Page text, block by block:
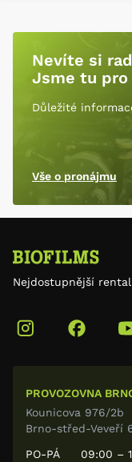
Nevíte si
Jsme tu pro
Důležité
Vše o pronájmu
Nejdostupnější
PROVOZOVNA
Kounicova 976/2b
Brno-střed-Veveří
PO-PÁ
09:00 –